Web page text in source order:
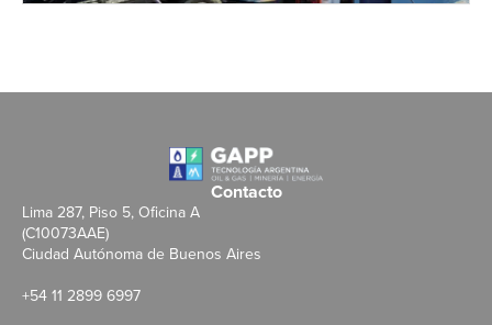
Contacto
Lima 287, Piso 5, Oficina A
(C10073AAE)
Ciudad Autónoma de Buenos Aires
+54 11 2899 6997